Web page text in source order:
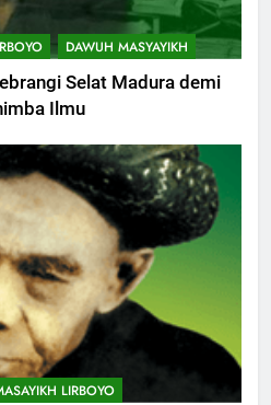
DAWUH MASYAYIKH
Selat Madura demi
Ilmu
LIRBOYO
Semen Sumbang